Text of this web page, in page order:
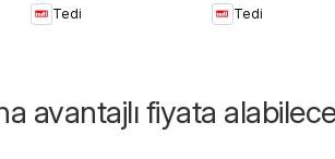
Tedi
Tedi
avantajlı fiyata